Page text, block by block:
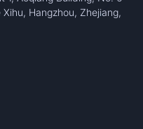
Hangzhou, Zhejiang,